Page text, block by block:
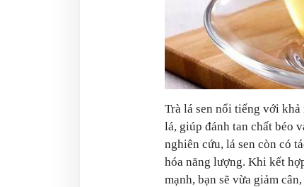
Trà lá sen nổi tiếng với
lá, giúp đánh tan chất béo
nghiên cứu, lá sen còn có
hóa năng lượng. Khi kết
mạnh, bạn sẽ vừa giảm